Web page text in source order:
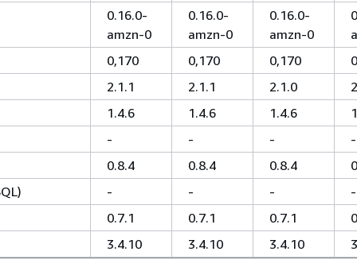
0.16.0-
amzn-0
0.16.0-
amzn-0
0.16.0-
amzn-0
0,170
0,170 0,170
2.1.1
2.1.1 2.1.0
1.4.6
1.4.6 1.4.6
-
- -
-
0.8.4
0.8.4 0.8.4
- - -
-
0.7.1
0.7.1 0.7.1
3.4.10
3.4.10 3.4.10